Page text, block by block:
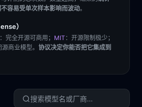
容易受单次样本影响而波动。
）
：完全开源可商用； MIT ：开源限制极少；
源商业模型。 协议决定你能否把它集成到